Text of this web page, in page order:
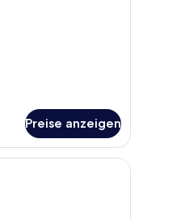
Preise anzeigen